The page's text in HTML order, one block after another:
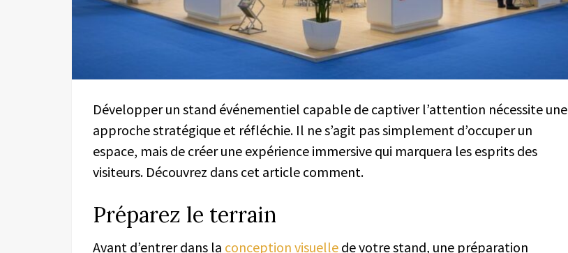
Développer un stand événementiel capable de captiver l’attention nécessite une
approche stratégique et réfléchie. Il ne s’agit pas simplement d’occuper un
espace, mais de créer une expérience immersive qui marquera les esprits des
visiteurs. Découvrez dans cet article comment.
Préparez le terrain
Avant d’entrer dans la conception visuelle de votre stand, une préparation